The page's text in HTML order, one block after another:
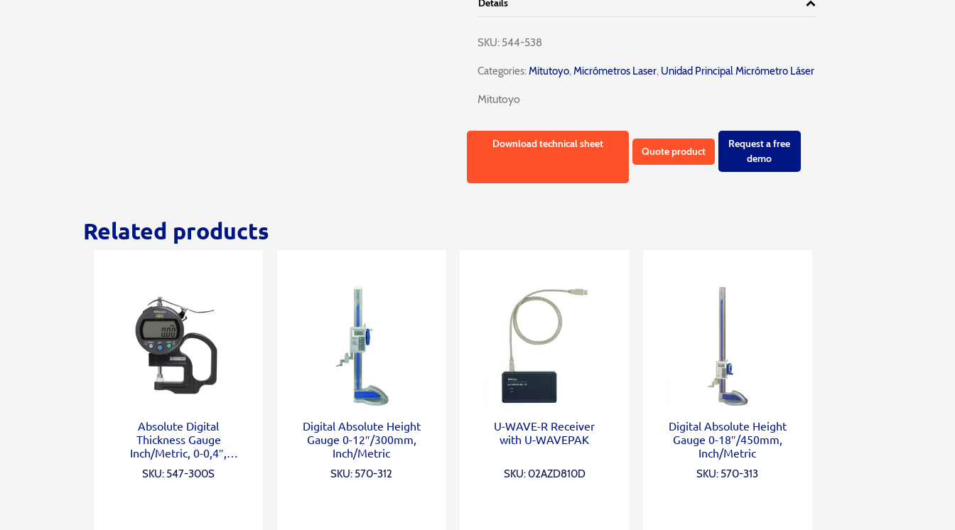
Details
SKU: 544-538
Categories:Mitutoyo,Micrómetros Laser, Unidad Principal Micrómetro Láser
Mitutoyo
Download technical sheet
Quote product
Request a free
demo
Related products
Absolute Digital
Thickness Gauge
Inch/Metric, 0-0,4″,
SKU: 547-300S
Digital Absolute Height
Gauge 0-12″/300mm,
Inch/Metric
SKU: 570-312
U-WAVE-R Receiver
with U-WAVEPAK
SKU: 02AZD810D
Digital Absolute Height
Gauge 0-18″/450mm,
Inch/Metric
SKU: 570-313